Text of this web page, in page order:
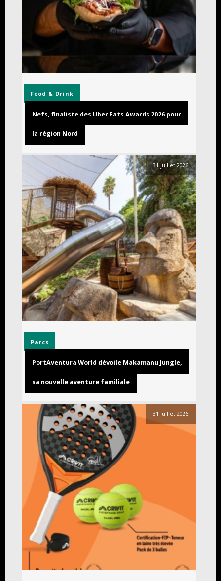
Food & Drink
Nefs, finaliste des Uber Eats Awards 2026 pour
la région Nord
31 juillet 2026
Parcs
PortAventura World dévoile Makamanu Jungle,
sa nouvelle aventure familiale
31 juillet 2026